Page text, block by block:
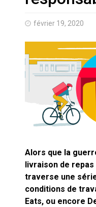
des
Les
En
laver,
La
février 19, 2020
Alors que la
livraison de
traverse une
conditions de
Eats, ou encore